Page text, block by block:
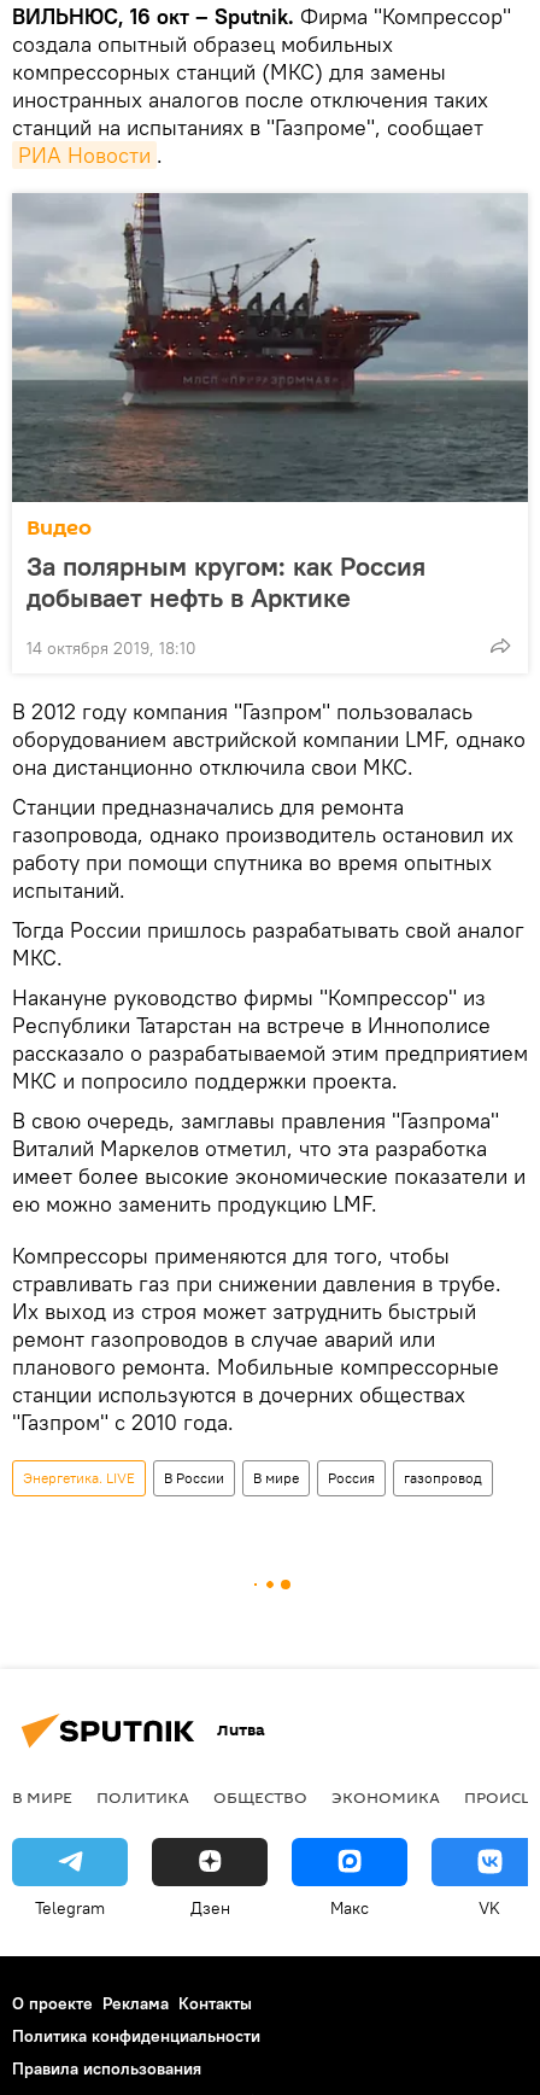
ВИЛЬНЮС, 16 окт – Sputnik. Фирма "Компрессор"
создала опытный образец мобильных
компрессорных станций (МКС) для замены
иностранных аналогов после отключения таких
станций на испытаниях в "Газпроме", сообщает
РИА Новости .
Видео
За полярным кругом: как Россия
добывает нефть в Арктике
14 октября 2019, 18:10
В 2012 году компания "Газпром" пользовалась
оборудованием австрийской компании LMF, однако
она дистанционно отключила свои МКС.
Станции предназначались для ремонта
газопровода, однако производитель остановил их
работу при помощи спутника во время опытных
испытаний.
Тогда России пришлось разрабатывать свой аналог
МКС.
Накануне руководство фирмы "Компрессор" из
Республики Татарстан на встрече в Иннополисе
рассказало о разрабатываемой этим предприятием
МКС и попросило поддержки проекта.
В свою очередь, замглавы правления "Газпрома"
Виталий Маркелов отметил, что эта разработка
имеет более высокие экономические показатели и
ею можно заменить продукцию LMF.
Компрессоры применяются для того, чтобы
стравливать газ при снижении давления в трубе.
Их выход из строя может затруднить быстрый
ремонт газопроводов в случае аварий или
планового ремонта. Мобильные компрессорные
станции используются в дочерних обществах
"Газпром" с 2010 года.
Энергетика. LIVE В России В мире Россия газопровод
Литва
В МИРЕ ПОЛИТИКА ОБЩЕСТВО ЭКОНОМИКА
Telegram Дзен Макс VK
О проекте Реклама Контакты
Политика конфиденциальности
Правила использования